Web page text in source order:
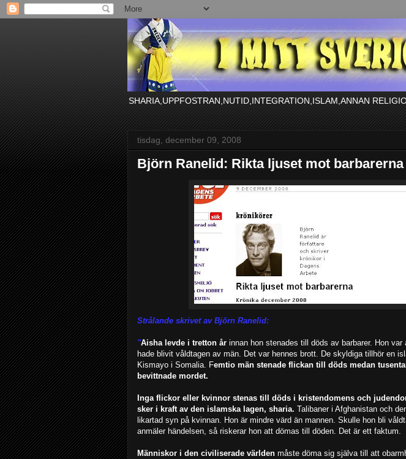
SHARIA,UPPFOSTRAN,NUTID,INTEGRATION,ISLAM,ANNAN
tisdag, december 09, 2008
Björn Ranelid: Rikta ljuset mot barbarerna
Strålande skrivet av Björn Ranelid:
"Aisha levde i tretton år innan hon stenades till döds av barbarer. Hon
hade blivit våldtagen av män. Det var hennes brott. De skyldiga tillhör en
Kismayo i Somalia. Femtio män stenade flickan till döds medan
bevittnade mordet.
Inga flickor eller kvinnor stenas till döds i kristendomens och
sker i kraft av den islamska lagen, sharia. Talibaner i ­Afghanistan och
likartad syn på kvinnan. Hon är mindre värd än mannen. Skulle hon bli
anmäler händelsen, så riskerar hon att dömas till döden. Det är ett faktum.
Människor i den civiliserade världen måste döma sig själva till att